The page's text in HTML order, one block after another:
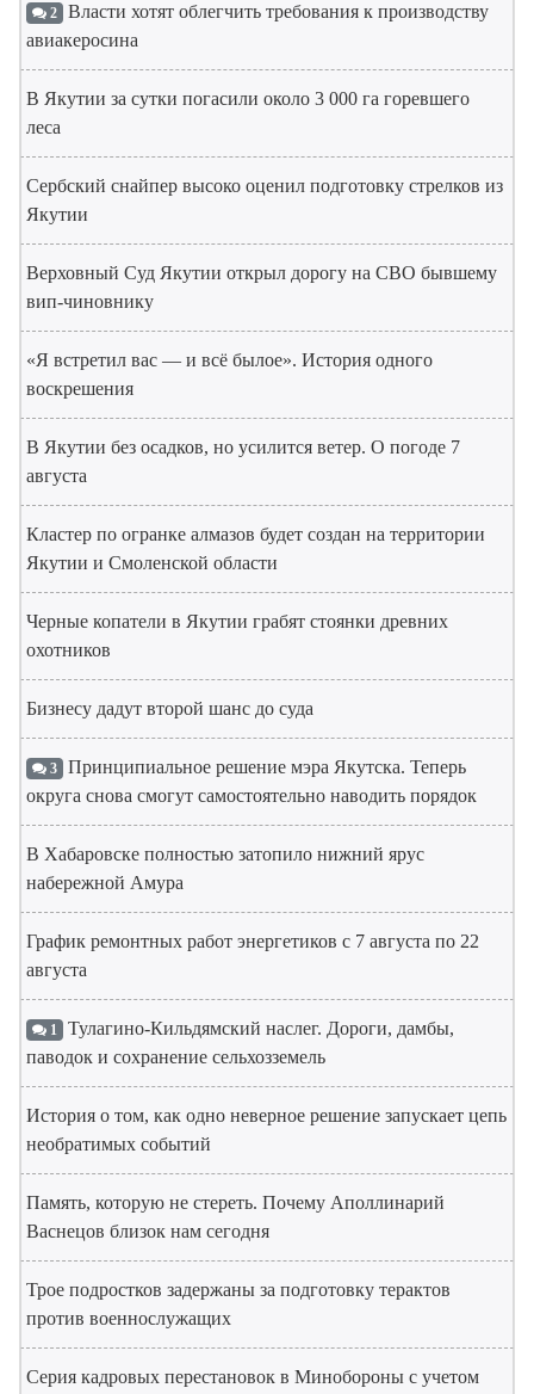
2 Власти хотят облегчить требования к производству
авиакеросина
В Якутии за сутки погасили около 3 000 га горевшего
леса
Сербский снайпер высоко оценил подготовку стрелков из
Якутии
Верховный Суд Якутии открыл дорогу на СВО бывшему
вип-чиновнику
«Я встретил вас — и всё былое». История одного
воскрешения
В Якутии без осадков, но усилится ветер. О погоде 7
августа
Кластер по огранке алмазов будет создан на территории
Якутии и Смоленской области
Черные копатели в Якутии грабят стоянки древних
охотников
Бизнесу дадут второй шанс до суда
3 Принципиальное решение мэра Якутска. Теперь
округа снова смогут самостоятельно наводить порядок
В Хабаровске полностью затопило нижний ярус
набережной Амура
График ремонтных работ энергетиков с 7 августа по 22
августа
1 Тулагино-Кильдямский наслег. Дороги, дамбы,
паводок и сохранение сельхозземель
История о том, как одно неверное решение запускает цепь
необратимых событий
Память, которую не стереть. Почему Аполлинарий
Васнецов близок нам сегодня
Трое подростков задержаны за подготовку терактов
против военнослужащих
Серия кадровых перестановок в Минобороны с учетом